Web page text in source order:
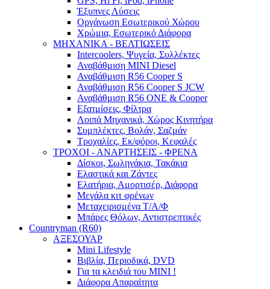
Έξυπνες Λύσεις
Οργάνωση Εσωτερικού Χώρου
Χρώμια, Εσωτερικό Διάφορα
ΜΗΧΑΝΙΚΑ - ΒΕΛΤΙΩΣΕΙΣ
Intercoolers, Ψυγεία, Συλλέκτες
Αναβάθμιση MINI Diesel
Αναβάθμιση R56 Cooper S
Αναβάθμιση R56 Cooper S JCW
Αναβάθμιση R56 ONE & Cooper
Εξατμίσεις, Φίλτρα
Λοιπά Μηχανικά, Χώρος Κινητήρα
Συμπλέκτες, Βολάν, Σαζμάν
Τροχαλίες, Εκ/φόροι, Κεφαλές
ΤΡΟΧΟΙ - ΑΝΑΡΤΗΣΕΙΣ - ΦΡΕΝΑ
Δίσκοι, Σωληνάκια, Τακάκια
Ελαστικά και Ζάντες
Ελατήρια, Αμορτισέρ, Διάφορα
Μεγάλα κιτ φρένων
Μεταχειρισμένα Τ/Α/Φ
Μπάρες Θόλων, Αντιστρεπτικές
Countryman (R60)
ΑΞΕΣΟΥΑΡ
Mini Lifestyle
Βιβλία, Περιοδικά, DVD
Για τα κλειδιά του MINI !
Διάφορα Απαραίτητα